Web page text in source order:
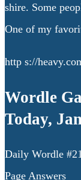
shire. Some
One of my
http s://
Wordle
Today,
Daily Wordle
Page Answers